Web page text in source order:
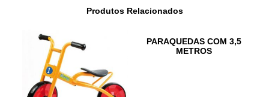
Produtos Relacionados
PARAQUEDAS COM 3,5
METROS